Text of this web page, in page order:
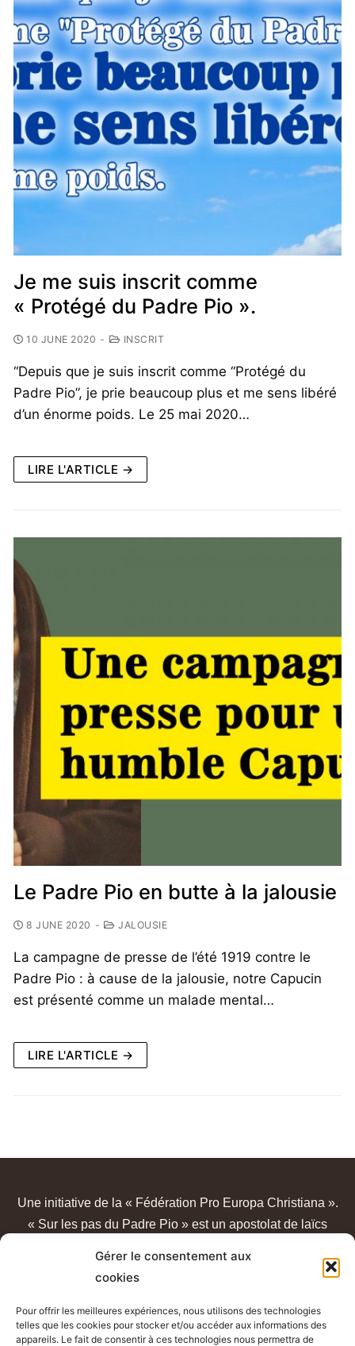
Gérer le consentement aux
cookies
Pour offrir les meilleures expériences, nous utilisons des technologies
telles que les cookies pour stocker et/ou accéder aux informations des
appareils. Le fait de consentir à ces technologies nous permettra de
Je me suis inscrit comme
« Protégé du Padre Pio ».
10 JUNE 2020 - INSCRIT
“Depuis que je suis inscrit comme “Protégé du
Padre Pio”, je prie beaucoup plus et me sens libéré
d’un énorme poids. Le 25 mai 2020…
LIRE L'ARTICLE →
Le Padre Pio en butte à la jalousie
8 JUNE 2020 - JALOUSIE
La campagne de presse de l’été 1919 contre le
Padre Pio : à cause de la jalousie, notre Capucin
est présenté comme un malade mental…
LIRE L'ARTICLE →
Une initiative de la « Fédération Pro Europa Christiana ».
« Sur les pas du Padre Pio » est un apostolat de laïcs